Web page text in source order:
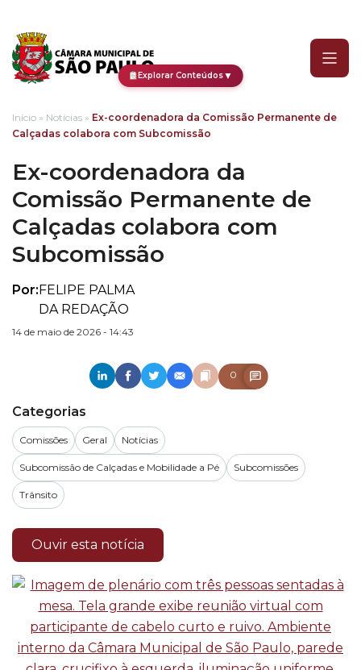
Explorar Conteúdos▼
Início » Notícias » Ex-coordenadora da Comissão Permanente de
Calçadas colabora com Subcomissão
Ex-coordenadora da
Comissão Permanente de
Calçadas colabora com
Subcomissão
Por:FELIPE PALMA
DA REDAÇÃO
14 de maio de 2026 - 14:43
0
Categorias
Comissões Geral Notícias
Subcomissão de Calçadas e Mobilidade a Pé Subcomissões
Trânsito
Ouvir esta notícia